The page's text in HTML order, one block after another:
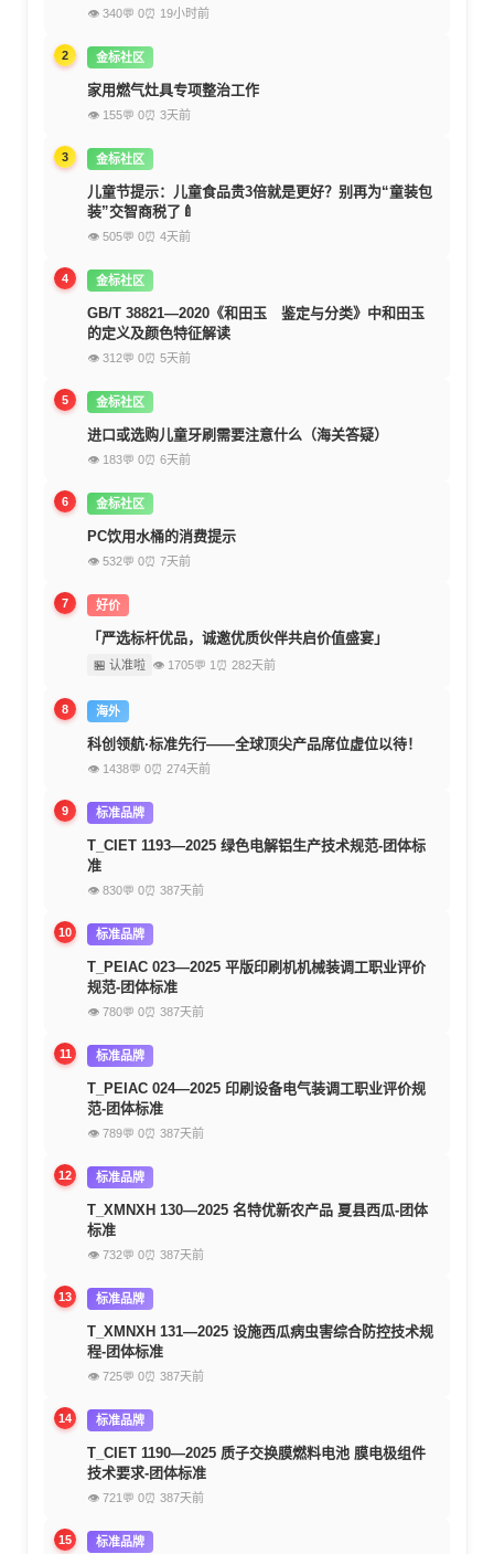
👁 340💬 0⏰ 19小时前
2 金标社区
家用燃气灶具专项整治工作
👁 155💬 0⏰ 3天前
3 金标社区
儿童节提示：儿童食品贵3倍就是更好？别再为“童装包
装”交智商税了🍼
👁 505💬 0⏰ 4天前
4 金标社区
GB/T 38821—2020《和田玉 鉴定与分类》中和田玉
的定义及颜色特征解读
👁 312💬 0⏰ 5天前
5 金标社区
进口或选购儿童牙刷需要注意什么（海关答疑）
👁 183💬 0⏰ 6天前
6 金标社区
PC饮用水桶的消费提示
👁 532💬 0⏰ 7天前
7 好价
「严选标杆优品，诚邀优质伙伴共启价值盛宴」
🏪 认准啦 👁 1705💬 1 ⏰ 282天前
8 海外
科创领航·标准先行——全球顶尖产品席位虚位以待！
👁 1438💬 0⏰ 274天前
9 标准品牌
T_CIET 1193—2025 绿色电解铝生产技术规范-团体标
准
👁 830💬 0⏰ 387天前
10 标准品牌
T_PEIAC 023—2025 平版印刷机机械装调工职业评价
规范-团体标准
👁 780💬 0⏰ 387天前
11 标准品牌
T_PEIAC 024—2025 印刷设备电气装调工职业评价规
范-团体标准
👁 789💬 0⏰ 387天前
12 标准品牌
T_XMNXH 130—2025 名特优新农产品 夏县西瓜-团体
标准
👁 732💬 0⏰ 387天前
13 标准品牌
T_XMNXH 131—2025 设施西瓜病虫害综合防控技术规
程-团体标准
👁 725💬 0⏰ 387天前
14 标准品牌
T_CIET 1190—2025 质子交换膜燃料电池 膜电极组件
技术要求-团体标准
👁 721 💬 0⏰ 387天前
15 标准品牌